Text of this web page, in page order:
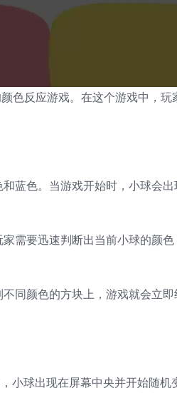
色反应游戏。在这个游戏中，
蓝色。当游戏开始时，小球会
需要迅速判断出当前小球的颜
同颜色的方块上，游戏就会立
小球出现在屏幕中央并开始随机